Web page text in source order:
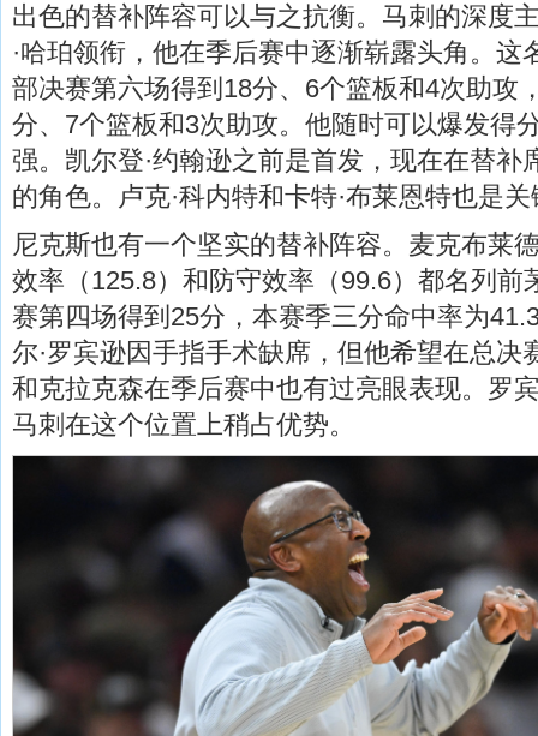
出色的替补阵容可以与之抗衡。马刺的深度
·哈珀领衔，他在季后赛中逐渐崭露头角。这
部决赛第六场得到18分、6个篮板和4次助攻
分、7个篮板和3次助攻。他随时可以爆发得
强。凯尔登·约翰逊之前是首发，现在在替补
的角色。卢克·科内特和卡特·布莱恩特也是
尼克斯也有一个坚实的替补阵容。麦克布莱
效率（125.8）和防守效率（99.6）都名列前
赛第四场得到25分，本赛季三分命中率为
尔·罗宾逊因手指手术缺席，但他希望在总决
和克拉克森在季后赛中也有过亮眼表现。罗
马刺在这个位置上稍占优势。